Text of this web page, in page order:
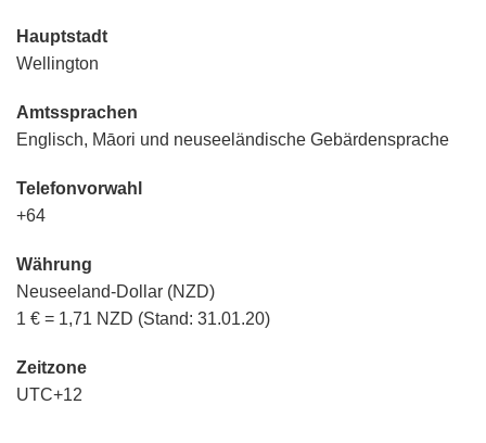
Hauptstadt
Wellington
Amtssprachen
Englisch, Māori und neuseeländische Gebärdensprache
Telefonvorwahl
+64
Währung
Neuseeland-Dollar (NZD)
1 € = 1,71 NZD (Stand: 31.01.20)
Zeitzone
UTC+12